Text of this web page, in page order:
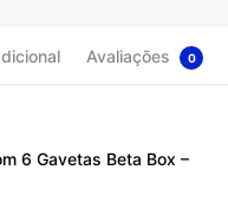
Avaliações 0
6 Gavetas Beta Box –